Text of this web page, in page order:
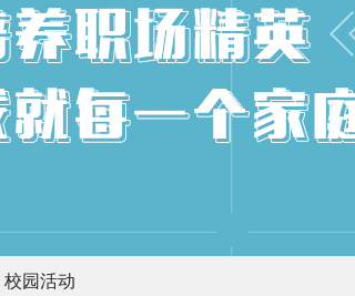
校园活动